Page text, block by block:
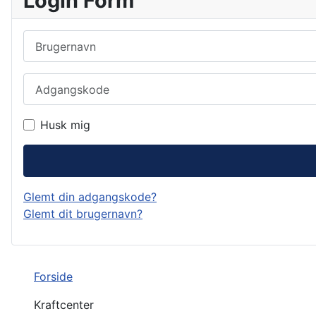
Forside
Kraftcenter
Husk mig
Glemt din adgangskode?
Glemt dit brugernavn?